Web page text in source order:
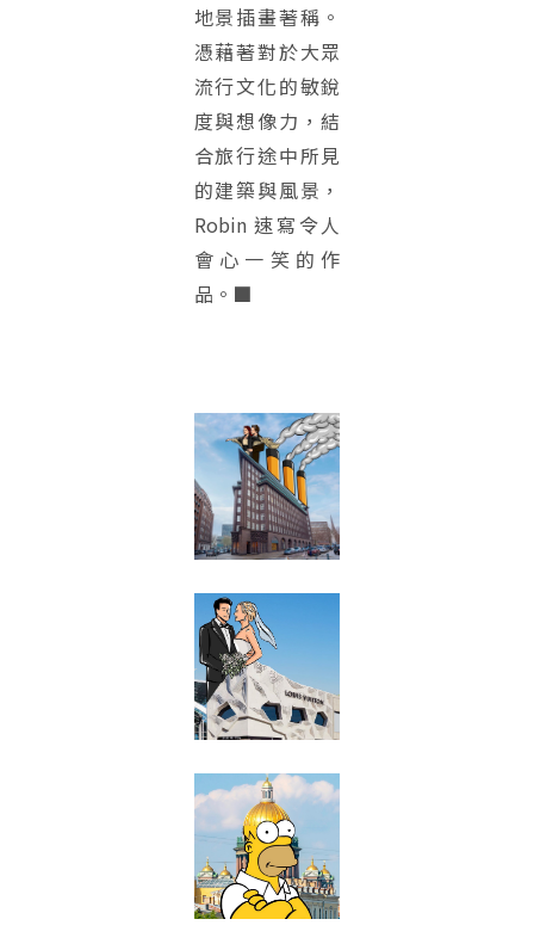
地景插畫著稱。
憑藉著對於大眾
流行文化的敏銳
度與想像力，結
合旅行途中所見
的建築與風景，
Robin 速寫令人
會心一笑的作
品。■